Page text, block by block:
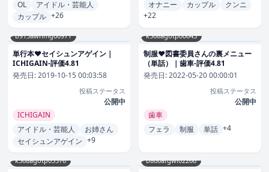
OL
アイドル・芸能人
カップル +26
オナニー
カップル
クンニ
+22
b915awnmg00971
単行本❤セイシュンアゲイン｜
ICHIGAIN-評価4.81
発売日:2019-10-15 00:03:58
投稿ステータス
公開中
ICHIGAIN
アイドル・芸能人
お姉さん
セイシュンアゲイン +9
k568agotp00643
制服❤図書委員さんの裏メニュー
（単話）｜歯車-評価4.81
発売日:2022-05-20 00:00:01
投稿ステータス
公開中
歯車
フェラ
制服 単話 +4
k568agotp05576 b866afgwi02266